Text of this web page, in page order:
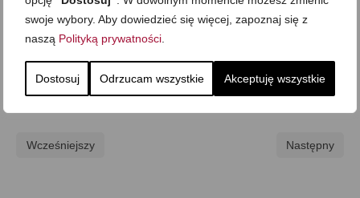
swoje wybory. Aby dowiedzieć się więcej, zapoznaj się z
naszą Polityką prywatności
Dostosuj Odrzucam wszystkie Akceptuję wszystkie
Kuchenne ABC, Porady i triki
Wcześniejszy Następny